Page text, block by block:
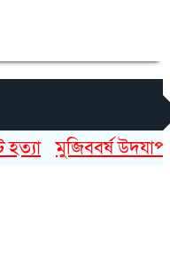
মুজিববর্ষ উদযাপনে